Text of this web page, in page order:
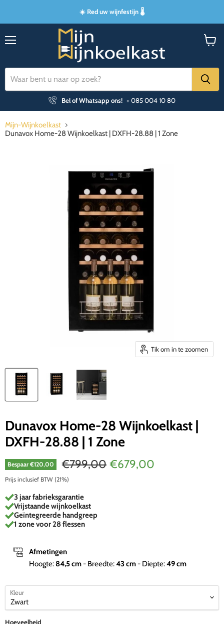
☀️ Red uw wijnfestijn 🌡️
Bel of Whatsapp ons! + 085 004 10 80
Mijn-Wijnkoelkast
Dunavox Home-28 Wijnkoelkast | DXFH-28.88 | 1 Zone
Tik om in te zoomen
Dunavox Home-28 Wijnkoelkast |
DXFH-28.88 | 1 Zone
Bespaar €120,00 Oorspronkelijke prijs
€799,00 Huidige prijs
€679,00
Prijs inclusief BTW (21%)
3 jaar fabrieksgarantie
Vrijstaande wijnkoelkast
Geïntegreerde handgreep
1 zone voor 28 flessen
Afmetingen
Hoogte: 84,5cm- Breedte:43cm- Diepte:49cm
Kleur
Hoeveelheid